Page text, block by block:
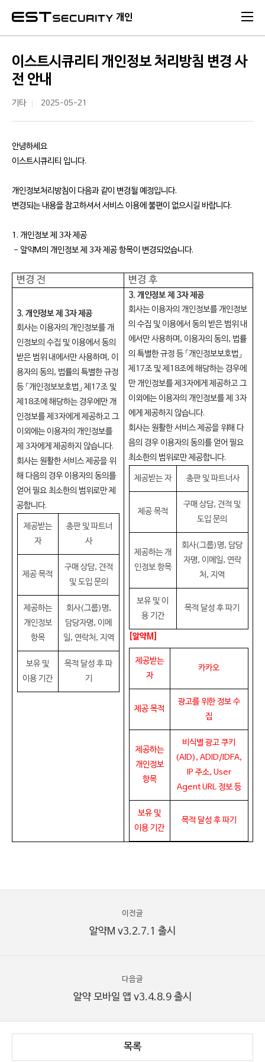
개인
이스트시큐리티 개인정보 처리방침 변경 사
전 안내
기타 2025-05-21
안녕하세요
이스트시큐리티 입니다.
개인정보처리방침이 다음과 같이 변경될 예정입니다.
변경되는 내용을 참고하셔서 서비스 이용에 불편이 없으시길 바랍니다.
1. 개인정보 제 3자 제공
- 알약M의 개인정보 제 3자 제공 항목이 변경되었습니다.
변경 전 변경 후
3.개인정보 제 3자 제공
회사는 이용자의 개인정보를 개
인정보의 수집 및 이용에서 동의
받은 범위 내에서만 사용하며, 이
용자의 동의, 법률의 특별한 규정
등 「개인정보보호법」 제17조 및
제18조에 해당하는 경우에만 개
인정보를 제3자에게 제공하고 그
이외에는 이용자의 개인정보를
제 3자에게 제공하지 않습니다.
회사는 원활한 서비스 제공을 위
해 다음의 경우 이용자의 동의를
얻어 필요 최소한의 범위로만 제
공합니다.
제공받는
자
총판 및 파트너
사
제공 목적
구매 상담, 견적
및 도입 문의
제공하는
개인정보
항목
회사(그룹)명,
담당자명, 이메
일, 연락처, 지역
보유 및
이용 기간
목적 달성 후 파
기
3.개인정보 제 3자 제공
회사는 이용자의 개인정보를 개인정보
의 수집 및 이용에서 동의 받은 범위 내
에서만 사용하며, 이용자의 동의, 법률
의 특별한 규정 등 「개인정보보호법」
제17조 및 제18조에 해당하는 경우에
만 개인정보를 제3자에게 제공하고 그
이외에는 이용자의 개인정보를 제 3자
에게 제공하지 않습니다.
회사는 원활한 서비스 제공을 위해 다
음의 경우 이용자의 동의를 얻어 필요
최소한의 범위로만 제공합니다.
제공받는 자 총판 및 파트너사
제공 목적
구매 상담, 견적 및
도입 문의
제공하는 개
인정보 항목
회사(그룹)명, 담당
자명, 이메일, 연락
처, 지역
보유 및 이
용 기간
목적 달성 후 파기
[알약M]
제공받는
자
카카오
제공 목적
광고를 위한 정보 수
집
제공하는
개인정보
항목
비식별 광고 쿠키
(AID), ADID/IDFA,
IP 주소, User
Agent URL 정보 등
보유 및
이용 기간
목적 달성 후 파기
이전글
알약M v3.2.7.1 출시
다음글
알약 모바일 앱 v3.4.8.9 출시
목록